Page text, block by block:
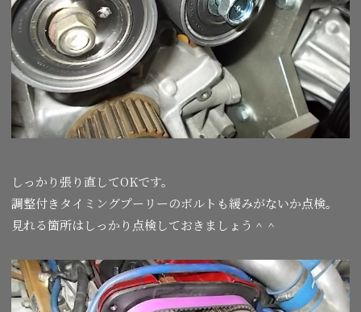
しっかり張り直してOKです。
調整付きタイミングプーリーのボルトも緩みがないか点検。
見れる箇所はしっかり点検しておきましょう＾＾